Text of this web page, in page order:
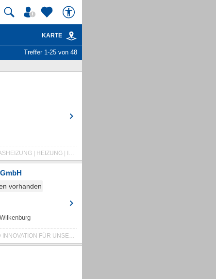
KARTE
Treffer 1-25 von 48
BADSANIERUNGEN | BÄDER | GAS | GASHEIZUNG | HEIZUNG | INNENAUSBAU | INNENBAUSANIERUNG | KLIMA
vorhanden
SEIT ÜBER 30 JAHREN QUALITÄT UND INNOVATION FÜR UNSERE KUNDEN